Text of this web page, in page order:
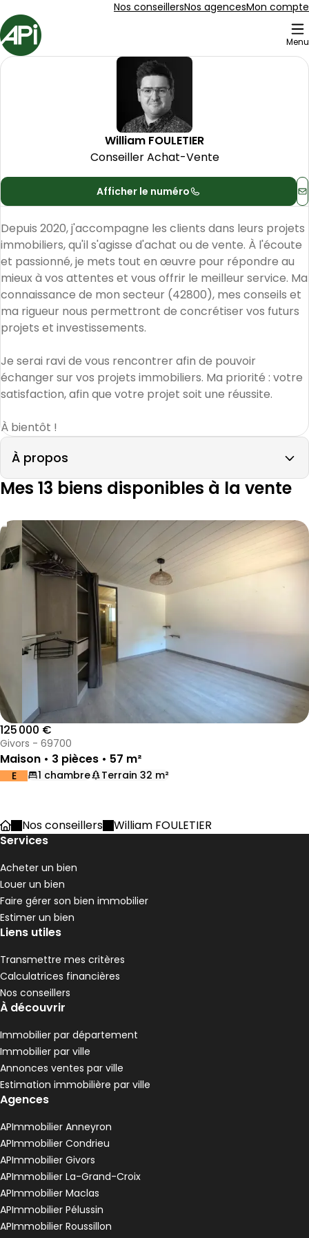
Nos conseillersNos agencesMon compte
Accueil
Menu
William FOULETIER
William FOULETIER
Conseiller Achat-Vente
Afficher le numéro
Depuis 2020, j'accompagne les clients dans leurs projets
immobiliers, qu'il s'agisse d'achat ou de vente. À l'écoute
et passionné, je mets tout en œuvre pour répondre au
mieux à vos attentes et vous offrir le meilleur service. Ma
connaissance de mon secteur (42800), mes conseils et
ma rigueur nous permettront de concrétiser vos futurs
projets et investissements.
Je serai ravi de vous rencontrer afin de pouvoir
échanger sur vos projets immobiliers. Ma priorité : votre
satisfaction, afin que votre projet soit une réussite.
À bientôt !
À propos
Mes 13 biens disponibles à la vente
Maison 57 m² 3 pièces Givors
Aller à l'image 1
Aller à l'image2
Aller à l'image
Aller à l'image
Aller à l'image
125 000 €
Givors - 69700
Maison • 3 pièces • 57 m²
DPE :
E 1 chambre Terrain 32 m²
AccueilNos conseillers
William FOULETIER
Services
Acheter un bien
Louer un bien
Faire gérer son bien immobilier
Estimer un bien
Liens utiles
Transmettre mes critères
Calculatrices financières
Nos conseillers
À découvrir
Immobilier par département
Immobilier par ville
Annonces ventes par ville
Estimation immobilière par ville
Agences
APImmobilier Anneyron
APImmobilier Condrieu
APImmobilier Givors
APImmobilier La-Grand-Croix
APImmobilier Maclas
APImmobilier Pélussin
APImmobilier Roussillon